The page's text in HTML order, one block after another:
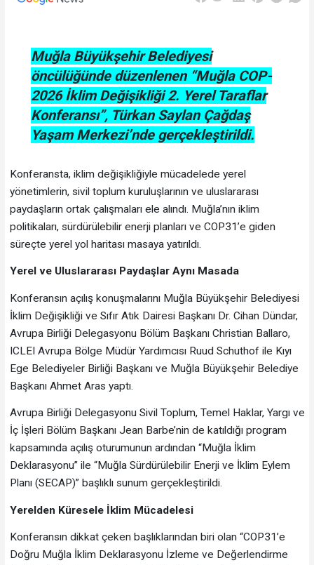
Muğla Büyükşehir Belediyesi
öncülüğünde düzenlenen “Muğla COP-
2026 İklim Değişikliği 2. Yerel Taraflar
Konferansı”, Türkan Saylan Çağdaş
Yaşam Merkezi’nde gerçekleştirildi.
Konferansta, iklim değişikliğiyle mücadelede yerel
yönetimlerin, sivil toplum kuruluşlarının ve uluslararası
paydaşların ortak çalışmaları ele alındı. Muğla’nın iklim
politikaları, sürdürülebilir enerji planları ve COP31’e giden
süreçte yerel yol haritası masaya yatırıldı.
Yerel ve Uluslararası Paydaşlar Aynı Masada
Konferansın açılış konuşmalarını Muğla Büyükşehir Belediyesi
İklim Değişikliği ve Sıfır Atık Dairesi Başkanı Dr. Cihan Dündar,
Avrupa Birliği Delegasyonu Bölüm Başkanı Christian Ballaro,
ICLEI Avrupa Bölge Müdür Yardımcısı Ruud Schuthof ile Kıyı
Ege Belediyeler Birliği Başkanı ve Muğla Büyükşehir Belediye
Başkanı Ahmet Aras yaptı.
Avrupa Birliği Delegasyonu Sivil Toplum, Temel Haklar, Yargı ve
İç İşleri Bölüm Başkanı Jean Barbe’nin de katıldığı program
kapsamında açılış oturumunun ardından “Muğla İklim
Deklarasyonu” ile “Muğla Sürdürülebilir Enerji ve İklim Eylem
Planı (SECAP)” başlıklı sunum gerçekleştirildi.
Yerelden Küresele İklim Mücadelesi
Konferansın dikkat çeken başlıklarından biri olan “COP31’e
Doğru Muğla İklim Deklarasyonu İzleme ve Değerlendirme